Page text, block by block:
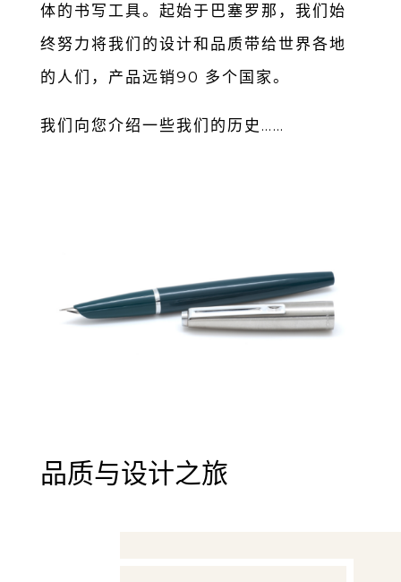
体的书写⼯具。起始于巴塞罗那，我们始
终努⼒将我们的设计和品质带给世界各地
的⼈们，产品远销90 多个国家。
我们向您介绍⼀些我们的历史……
品质与设计之旅